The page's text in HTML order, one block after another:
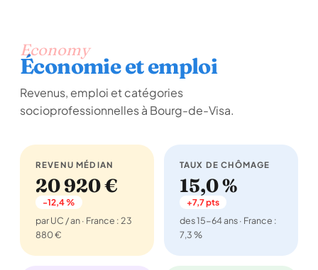
Economy
Économie et emploi
Revenus, emploi et catégories
socioprofessionnelles à Bourg-de-Visa.
REVENU MÉDIAN
20 920 €
-12,4 %
par UC / an · France : 23
880 €
TAUX DE CHÔMAGE
15,0 %
+7,7 pts
des 15-64 ans · France :
7,3 %